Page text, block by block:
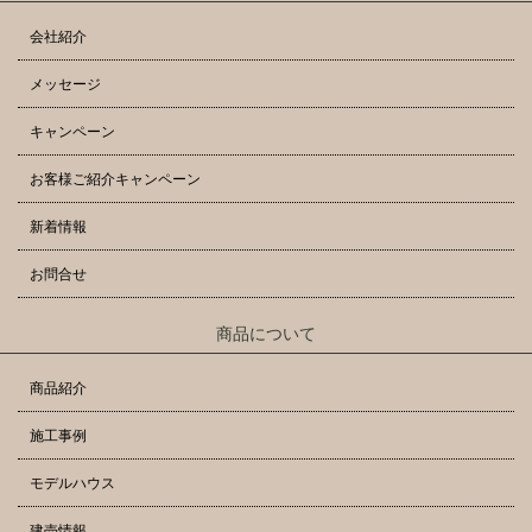
会社紹介
メッセージ
キャンペーン
お客様ご紹介キャンペーン
新着情報
お問合せ
商品について
商品紹介
施工事例
モデルハウス